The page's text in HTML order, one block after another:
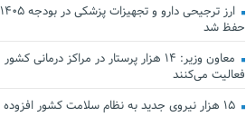
ارز ترجیحی دارو و تجهیزات پزشکی در بودجه ۱۴۰۵
حفظ شد
معاون وزیر: ۱۴ هزار پرستار در مراکز درمانی کشور
فعالیت می‌کنند
۱۵ هزار نیروی جدید به نظام سلامت کشور افزوده شد